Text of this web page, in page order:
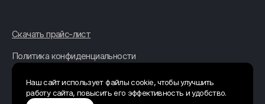
© 2026 ОБЩЕСТВО С
ОГРАНИЧЕННОЙОТВЕТСТВЕННОСТЬЮ"СТРОИТЕЛЬНАЯ
ТЕХНОЛОГИЯ"
Скачать прайс-лист
Политика конфиденциальности
Наш сайт использует файлы cookie, чтобы улучшить
работу сайта, повысить его эффективность и удобство.